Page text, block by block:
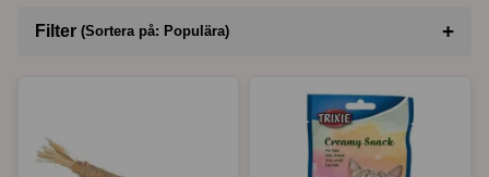
Filter (Sortera på: Populära) +